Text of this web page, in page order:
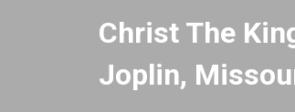
Christ The
Joplin,